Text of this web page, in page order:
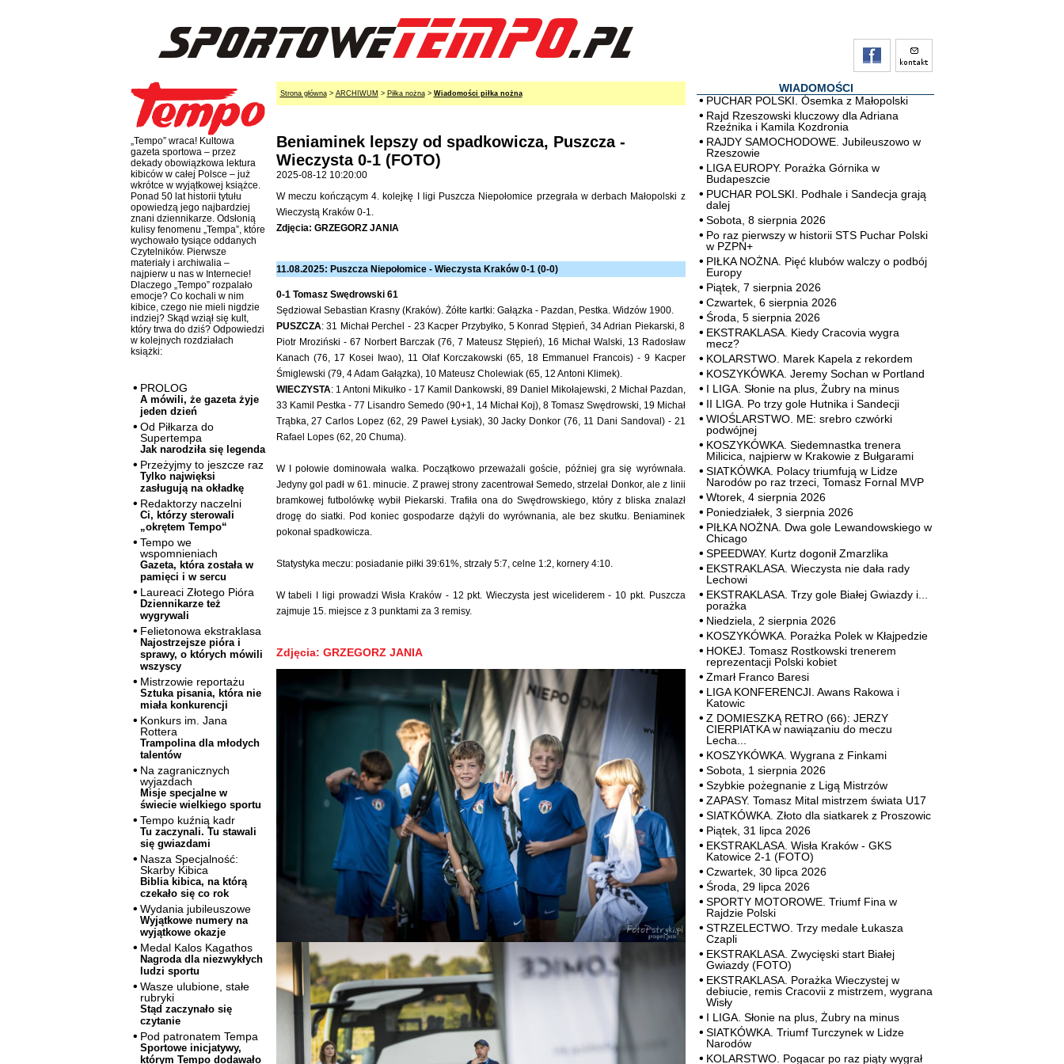
„Tempo” wraca! Kultowa
gazeta sportowa – przez
dekady obowiązkowa lektura
kibiców w całej Polsce – już
wkrótce w wyjątkowej książce.
Ponad 50 lat historii tytułu
opowiedzą jego najbardziej
znani dziennikarze. Odsłonią
kulisy fenomenu „Tempa”, które
wychowało tysiące oddanych
Czytelników. Pierwsze
materiały i archiwalia –
najpierw u nas w Internecie!
Dlaczego „Tempo” rozpalało
emocje? Co kochali w nim
kibice, czego nie mieli nigdzie
indziej? Skąd wziął się kult,
który trwa do dziś? Odpowiedzi
w kolejnych rozdziałach
książki:
PROLOG
A mówili, że gazeta żyje
jeden dzień
Od Piłkarza do
Supertempa
Jak narodziła się legenda
Przeżyjmy to jeszcze raz
Tylko najwięksi
zasługują na okładkę
Redaktorzy naczelni
Ci, którzy sterowali
„okrętem Tempo“
Tempo we
wspomnieniach
Gazeta, która została w
pamięci i w sercu
Laureaci Złotego Pióra
Dziennikarze też
wygrywali
Felietonowa ekstraklasa
Najostrzejsze pióra i
sprawy, o których mówili
wszyscy
Mistrzowie reportażu
Sztuka pisania, która nie
miała konkurencji
Konkurs im. Jana
Rottera
Trampolina dla młodych
talentów
Na zagranicznych
wyjazdach
Misje specjalne w
świecie wielkiego sportu
Tempo kuźnią kadr
Tu zaczynali. Tu stawali
się gwiazdami
Nasza Specjalność:
Skarby Kibica
Biblia kibica, na którą
czekało się co rok
Wydania jubileuszowe
Wyjątkowe numery na
wyjątkowe okazje
Medal Kalos Kagathos
Nagroda dla niezwykłych
ludzi sportu
Wasze ulubione, stałe
rubryki
Stąd zaczynało się
czytanie
Pod patronatem Tempa
Sportowe inicjatywy,
którym Tempo dodawało
Strona główna> ARCHIWUM > Piłka nożna> Wiadomości piłka nożna
Beniaminek lepszy od spadkowicza, Puszcza -
Wieczysta 0-1 (FOTO)
2025-08-12 10:20:00
W meczu kończącym 4. kolejkę I ligi Puszcza Niepołomice przegrała w derbach Małopolski z
Wieczystą Kraków 0-1.
Zdjęcia: GRZEGORZ JANIA
11.08.2025: Puszcza Niepołomice - Wieczysta Kraków 0-1 (0-0)
0-1 Tomasz Swędrowski 61
Sędziował Sebastian Krasny (Kraków). Żółte kartki: Gałązka - Pazdan, Pestka. Widzów 1900.
PUSZCZA: 31 Michał Perchel - 23 Kacper Przybyłko, 5 Konrad Stępień, 34 Adrian Piekarski, 8
Piotr Mroziński - 67 Norbert Barczak (76, 7 Mateusz Stępień), 16 Michał Walski, 13 Radosław
Kanach (76, 17 Kosei Iwao), 11 Olaf Korczakowski (65, 18 Emmanuel Francois) - 9 Kacper
Śmiglewski (79, 4 Adam Gałązka), 10 Mateusz Cholewiak (65, 12 Antoni Klimek).
WIECZYSTA: 1 Antoni Mikułko - 17 Kamil Dankowski, 89 Daniel Mikołajewski, 2 Michał Pazdan,
33 Kamil Pestka - 77 Lisandro Semedo (90+1, 14 Michał Koj), 8 Tomasz Swędrowski, 19 Michał
Trąbka, 27 Carlos Lopez (62, 29 Paweł Łysiak), 30 Jacky Donkor (76, 11 Dani Sandoval) - 21
Rafael Lopes (62, 20 Chuma).
W I połowie dominowała walka. Początkowo przeważali goście, później gra się wyrównała.
Jedyny gol padł w 61. minucie. Z prawej strony zacentrował Semedo, strzelał Donkor, ale z linii
bramkowej futbolówkę wybił Piekarski. Trafiła ona do Swędrowskiego, który z bliska znalazł
drogę do siatki. Pod koniec gospodarze dążyli do wyrównania, ale bez skutku. Beniaminek
pokonał spadkowicza.
Statystyka meczu: posiadanie piłki 39:61%, strzały 5:7, celne 1:2, kornery 4:10.
W tabeli I ligi prowadzi Wisła Kraków - 12 pkt. Wieczysta jest wiceliderem - 10 pkt. Puszcza
zajmuje 15. miejsce z 3 punktami za 3 remisy.
Zdjęcia: GRZEGORZ JANIA
WIADOMOŚCI
PUCHAR POLSKI. Ósemka z Małopolski
Rajd Rzeszowski kluczowy dla Adriana
Rzeźnika i Kamila Kozdronia
RAJDY SAMOCHODOWE. Jubileuszowo w
Rzeszowie
LIGA EUROPY. Porażka Górnika w
Budapeszcie
PUCHAR POLSKI. Podhale i Sandecja grają
dalej
Sobota, 8 sierpnia 2026
Po raz pierwszy w historii STS Puchar Polski
w PZPN+
PIŁKA NOŻNA. Pięć klubów walczy o podbój
Europy
Piątek, 7 sierpnia 2026
Czwartek, 6 sierpnia 2026
Środa, 5 sierpnia 2026
EKSTRAKLASA. Kiedy Cracovia wygra
mecz?
KOLARSTWO. Marek Kapela z rekordem
KOSZYKÓWKA. Jeremy Sochan w Portland
I LIGA. Słonie na plus, Żubry na minus
II LIGA. Po trzy gole Hutnika i Sandecji
WIOŚLARSTWO. ME: srebro czwórki
podwójnej
KOSZYKÓWKA. Siedemnastka trenera
Milicica, najpierw w Krakowie z Bułgarami
SIATKÓWKA. Polacy triumfują w Lidze
Narodów po raz trzeci, Tomasz Fornal MVP
Wtorek, 4 sierpnia 2026
Poniedziałek, 3 sierpnia 2026
PIŁKA NOŻNA. Dwa gole Lewandowskiego w
Chicago
SPEEDWAY. Kurtz dogonił Zmarzlika
EKSTRAKLASA. Wieczysta nie dała rady
Lechowi
EKSTRAKLASA. Trzy gole Białej Gwiazdy i...
porażka
Niedziela, 2 sierpnia 2026
KOSZYKÓWKA. Porażka Polek w Kłajpedzie
HOKEJ. Tomasz Rostkowski trenerem
reprezentacji Polski kobiet
Zmarł Franco Baresi
LIGA KONFERENCJI. Awans Rakowa i
Katowic
Z DOMIESZKĄ RETRO (66): JERZY
CIERPIATKA w nawiązaniu do meczu
Lecha...
KOSZYKÓWKA. Wygrana z Finkami
Sobota, 1 sierpnia 2026
Szybkie pożegnanie z Ligą Mistrzów
ZAPASY. Tomasz Mital mistrzem świata U17
SIATKÓWKA. Złoto dla siatkarek z Proszowic
Piątek, 31 lipca 2026
EKSTRAKLASA. Wisła Kraków - GKS
Katowice 2-1 (FOTO)
Czwartek, 30 lipca 2026
Środa, 29 lipca 2026
SPORTY MOTOROWE. Triumf Fina w
Rajdzie Polski
STRZELECTWO. Trzy medale Łukasza
Czapli
EKSTRAKLASA. Zwycięski start Białej
Gwiazdy (FOTO)
EKSTRAKLASA. Porażka Wieczystej w
debiucie, remis Cracovii z mistrzem, wygrana
Wisły
I LIGA. Słonie na plus, Żubry na minus
SIATKÓWKA. Triumf Turczynek w Lidze
Narodów
KOLARSTWO. Pogacar po raz piąty wygrał